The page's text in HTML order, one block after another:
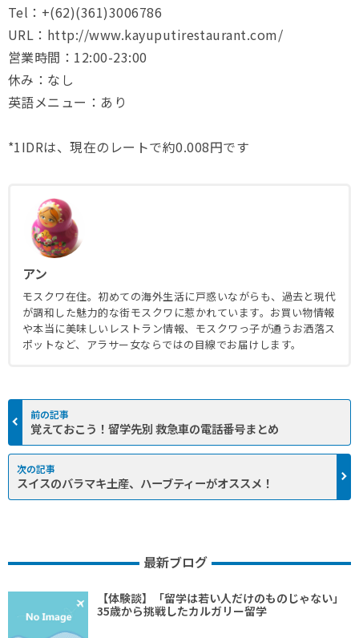
Tel：+(62)(361)3006786
URL：http://www.kayuputirestaurant.com/
営業時間：12:00-23:00
休み：なし
英語メニュー：あり
*1IDRは、現在のレートで約0.008円です
アン
モスクワ在住。初めての海外生活に戸惑いながらも、過去と現代
が調和した魅力的な街モスクワに惹かれています。お買い物情報
や本当に美味しいレストラン情報、モスクワっ子が通うお洒落ス
ポットなど、アラサー女ならではの目線でお届けします。
覚えておこう！留学先別 救急車の電話番号まとめ
スイスのバラマキ土産、ハーブティーがオススメ！
最新ブログ
【体験談】「留学は若い人だけのものじゃない」
35歳から挑戦したカルガリー留学